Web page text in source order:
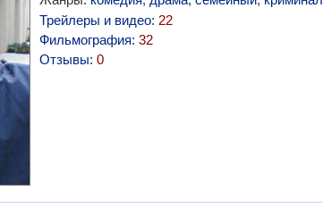
Трейлеры и видео: 22
Фильмография: 32
Отзывы: 0